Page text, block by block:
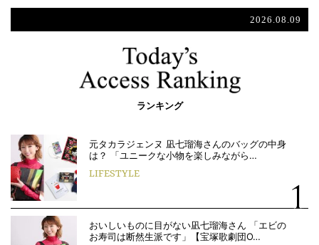
2026.08.09
ランキング
元タカラジェンヌ 凪七瑠海さんのバッグの中身
は？ 「ユニークな小物を楽しみながら…
LIFESTYLE
おいしいものに目がない凪七瑠海さん 「エビの
お寿司は断然生派です」【宝塚歌劇団O…